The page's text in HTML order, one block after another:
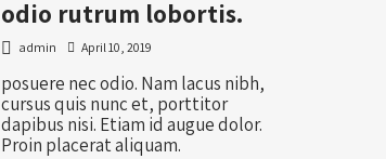
odio rutrum lobortis.
admin April 10, 2019
posuere nec odio. Nam lacus nibh,
cursus quis nunc et, porttitor
dapibus nisi. Etiam id augue dolor.
Proin placerat aliquam.